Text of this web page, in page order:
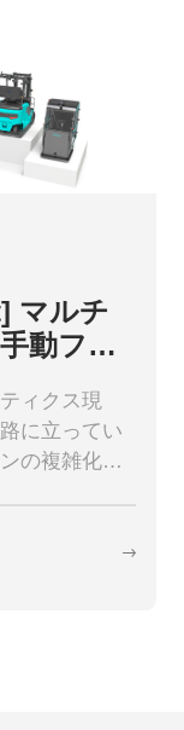
ES
マルチ
動フォ
ィクス現
に立ってい
の複雑化か
...